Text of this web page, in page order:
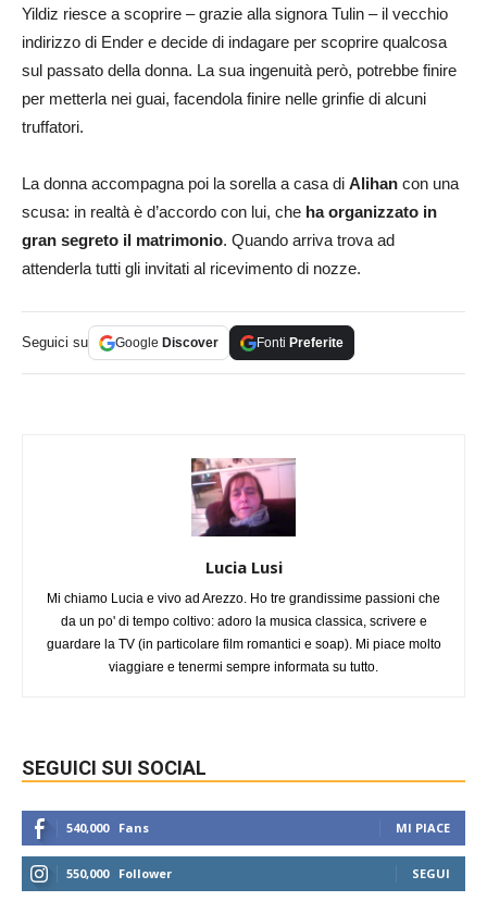
Yildiz riesce a scoprire – grazie alla signora Tulin – il vecchio
indirizzo di Ender e decide di indagare per scoprire qualcosa
sul passato della donna. La sua ingenuità però, potrebbe finire
per metterla nei guai, facendola finire nelle grinfie di alcuni
truffatori.
La donna accompagna poi la sorella a casa di Alihan con una
scusa: in realtà è d’accordo con lui, che ha organizzato in
gran segreto il matrimonio. Quando arriva trova ad
attenderla tutti gli invitati al ricevimento di nozze.
Seguici su Google Discover Fonti Preferite
Lucia Lusi
Mi chiamo Lucia e vivo ad Arezzo. Ho tre grandissime passioni che
da un po' di tempo coltivo: adoro la musica classica, scrivere e
guardare la TV (in particolare film romantici e soap). Mi piace molto
viaggiare e tenermi sempre informata su tutto.
SEGUICI SUI SOCIAL
540,000 Fans MI PIACE
550,000 Follower SEGUI